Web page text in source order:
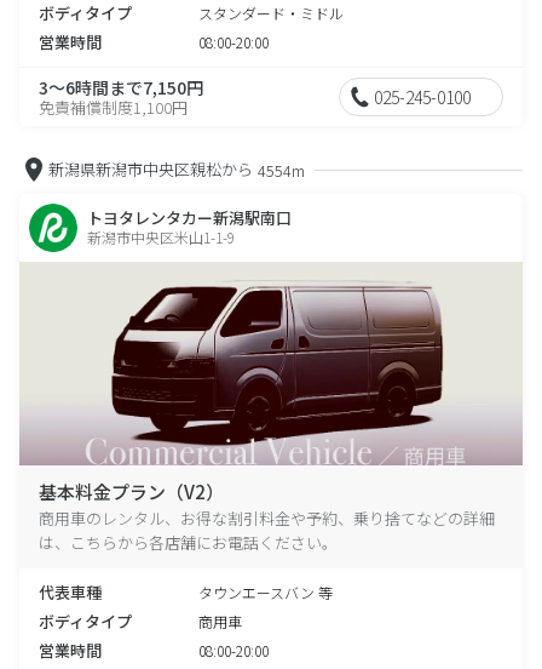
ボディタイプ スタンダード・ミドル
営業時間 08:00-20:00
3～6時間まで7,150円
免責補償制度1,100円 025-245-0100
新潟県新潟市中央区親松から 4554m
トヨタレンタカー新潟駅南口
新潟市中央区米山1-1-9
基本料金プラン（V2）
商用車のレンタル、お得な割引料金や予約、乗り捨てなどの詳細
は、こちらから各店舗にお電話ください。
代表車種 タウンエースバン 等
ボディタイプ 商用車
営業時間 08:00-20:00